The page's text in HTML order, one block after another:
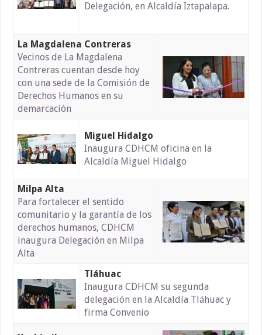
Delegación, en Alcaldía Iztapalapa.
La Magdalena Contreras
Vecinos de La Magdalena
Contreras cuentan desde hoy
con una sede de la Comisión de
Derechos Humanos en su
demarcación
Miguel Hidalgo
Inaugura CDHCM oficina en la
Alcaldía Miguel Hidalgo
Milpa Alta
Para fortalecer el sentido
comunitario y la garantía de los
derechos humanos, CDHCM
inaugura Delegación en Milpa
Alta
Tláhuac
Inaugura CDHCM su segunda
delegación en la Alcaldía Tláhuac y
firma Convenio